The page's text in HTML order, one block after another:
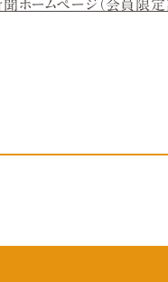
ホームページ（会員限定